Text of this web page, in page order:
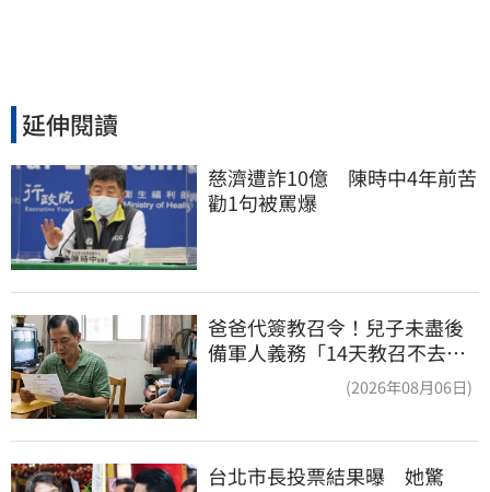
延伸閱讀
慈濟遭詐10億　陳時中4年前苦
勸1句被罵爆
爸爸代簽教召令！兒子未盡後
備軍人義務「14天教召不去」
(2026年08月06日)
台北市長投票結果曝　她驚